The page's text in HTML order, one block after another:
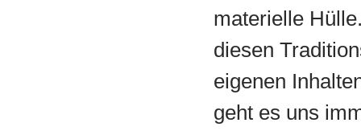
materielle
diesen
eigenen
geht es uns